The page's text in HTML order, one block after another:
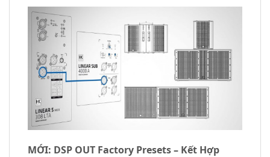
MỚI: DSP OUT Factory Presets – Kết Hợp